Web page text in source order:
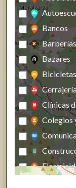
Bancos
Barberías
Bazares
Bicicletas
Clínicas
Colegios